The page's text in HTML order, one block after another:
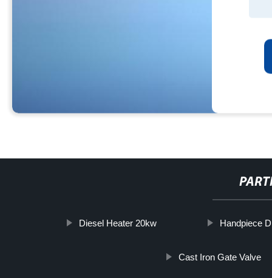
Diesel Heater 20kw Handpiece
Cast Iron Gate Valve